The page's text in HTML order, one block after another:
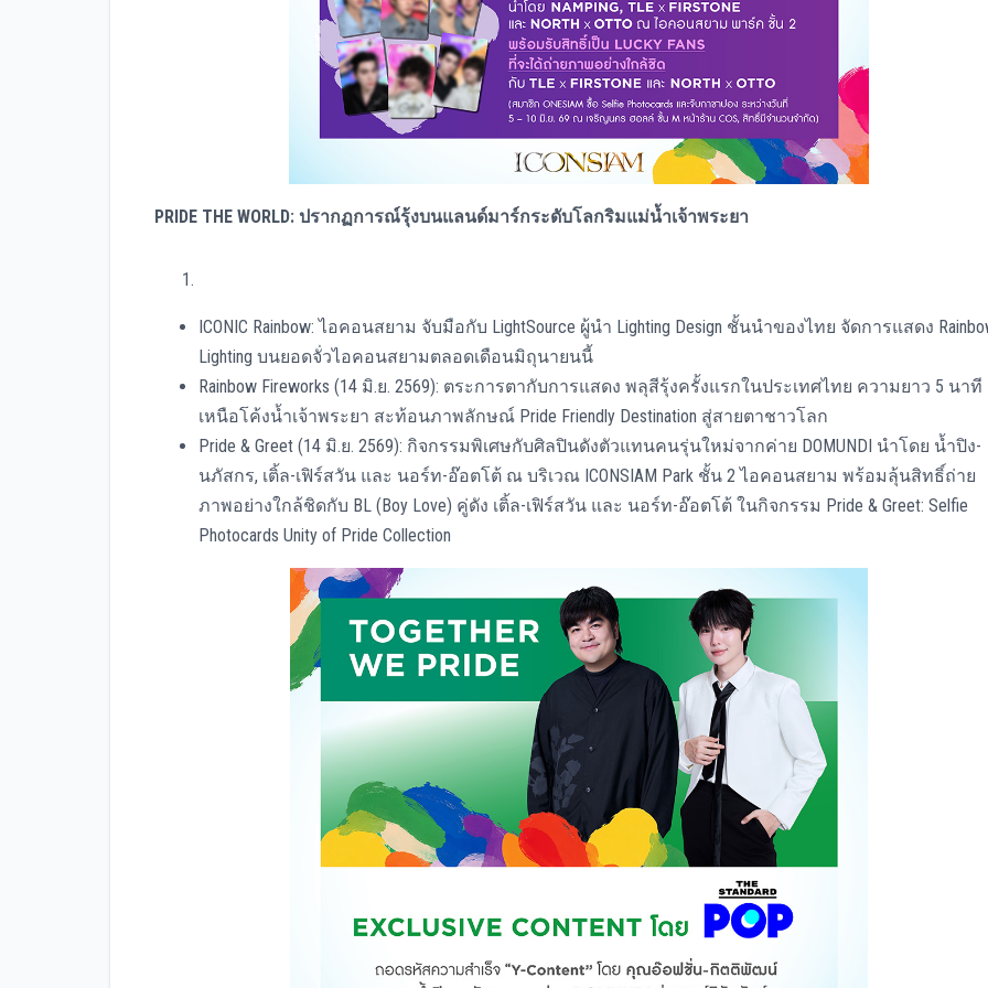
PRIDE THE WORLD: ปรากฏการณ์รุ้งบนแลนด์มาร์กระดับโลกริมแม่น้ำเจ้าพระยา
ICONIC Rainbow: ไอคอนสยาม จับมือกับ LightSource ผู้นำ Lighting Design ชั้นนำของไทย จัดการแสดง
Lighting บนยอดจั่วไอคอนสยามตลอดเดือนมิถุนายนนี้
Rainbow Fireworks (14 มิ.ย. 2569): ตระการตากับการแสดง พลุสีรุ้งครั้งแรกในประเทศไทย ความยาว 5 นาที
เหนือโค้งน้ำเจ้าพระยา สะท้อนภาพลักษณ์ Pride Friendly Destination สู่สายตาชาวโลก
Pride & Greet (14 มิ.ย. 2569): กิจกรรมพิเศษกับศิลปินดังตัวแทนคนรุ่นใหม่จากค่าย DOMUNDI นำโดย น้ำปิง-
นภัสกร, เติ้ล-เฟิร์สวัน และ นอร์ท-อ๊อตโต้ ณ บริเวณ ICONSIAM Park ชั้น 2 ไอคอนสยาม พร้อมลุ้นสิทธิ์ถ่าย
ภาพอย่างใกล้ชิดกับ BL (Boy Love) คู่ดัง เติ้ล-เฟิร์สวัน และ นอร์ท-อ๊อตโต้ ในกิจกรรม Pride & Greet: Selfie
Photocards Unity of Pride Collection